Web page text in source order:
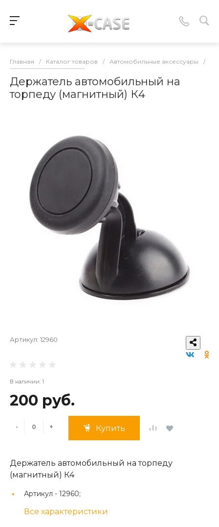
Главная / Каталог товаров / Автомобильные аксессуары /
Держатель автомобильный на
торпеду (магнитный) К4
Артикул: 12960
В наличии: 1
200 руб.
- + Купить
Держатель автомобильный на торпеду
(магнитный) К4
Артикул - 12960;
Все характеристики